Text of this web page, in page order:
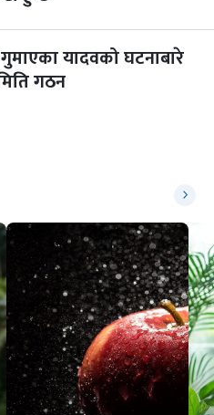
यादवको घटनाबारे
गठन